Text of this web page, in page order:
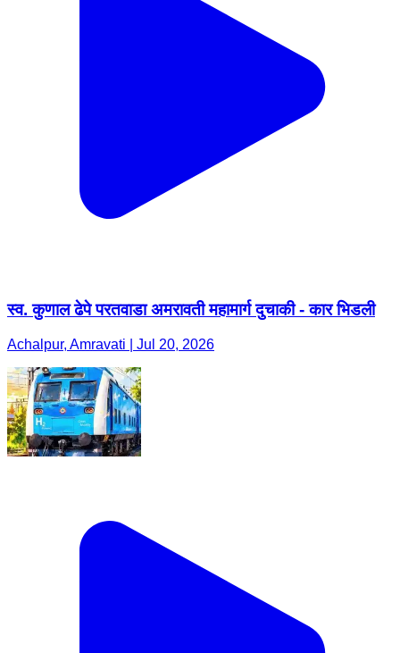
स्व. कुणाल ढेपे परतवाडा अमरावती महामार्ग दुचाकी - कार भिडली
Achalpur, Amravati | Jul 20, 2026